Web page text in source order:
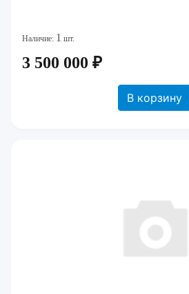
Наличие: 1 шт.
3 500 000 ₽
В корзину